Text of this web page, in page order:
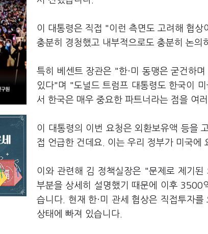
이 대통령은 직접 "이런 측면도 고려해 협
충분히 경청했고 내부적으로도 충분히 논의
특히 베센트 장관은 "한·미 동맹은 굳건하
있다"며 "도널드 트럼프 대통령도 한국이
서 한국은 매우 중요한 파트너라는 점을 여
이 대통령의 이번 요청은 외환보유액 등을
접 언급한 건데요. 이는 우리 정부가 미국에
이와 관련해 김 정책실장은 "문제로 제기
부분을 상세히 설명했기 때문에 이후 3500
습니다. 현재 한·미 관세 협상은 직접투자
상태에 빠져 있습니다.